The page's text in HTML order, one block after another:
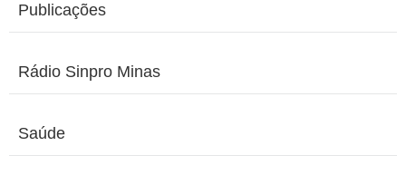
Publicações
Rádio Sinpro Minas
Saúde